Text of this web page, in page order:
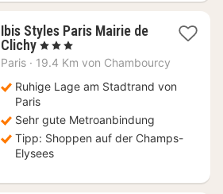
Ibis Styles Paris Mairie de
Clichy1
Nacht
70
€
, 3 Sterne
Paris · 19.4 Km von Chambourcy
Ruhige Lage am Stadtrand von
Paris
Sehr gute Metroanbindung
Tipp: Shoppen auf der Champs-
Elysees